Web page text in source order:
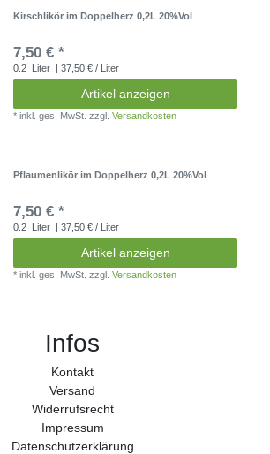
Kirschlikör im Doppelherz 0,2L 20%Vol
7,50 € *
0.2 Liter | 37,50 € / Liter
Artikel anzeigen
*inkl. ges. MwSt. zzgl.Versandkosten
Pflaumenlikör im Doppelherz 0,2L 20%Vol
7,50 € *
0.2 Liter | 37,50 € / Liter
Artikel anzeigen
*inkl. ges. MwSt. zzgl.Versandkosten
Infos
Kontakt
Versand
Widerrufs­recht
Impressum
Daten­schutz­erklärung